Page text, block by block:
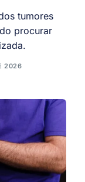
tumores
procurar
2026